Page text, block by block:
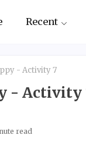
Recent
- Activity 7
- Activity
read